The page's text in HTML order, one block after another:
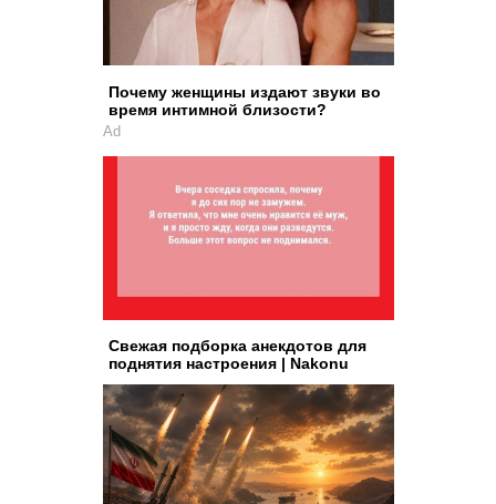
Почему женщины издают звуки во
время интимной близости?
Ad
Свежая подборка анекдотов для
поднятия настроения | Nakonu